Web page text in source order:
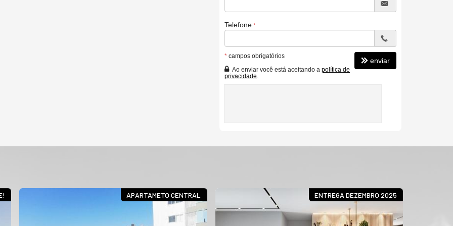
Telefone
* campos obrigatórios
Ao enviar você está aceitando a política de
privacidade
enviar
APARTAMETO CENTRAL ENTREGA DEZEMBRO 2025